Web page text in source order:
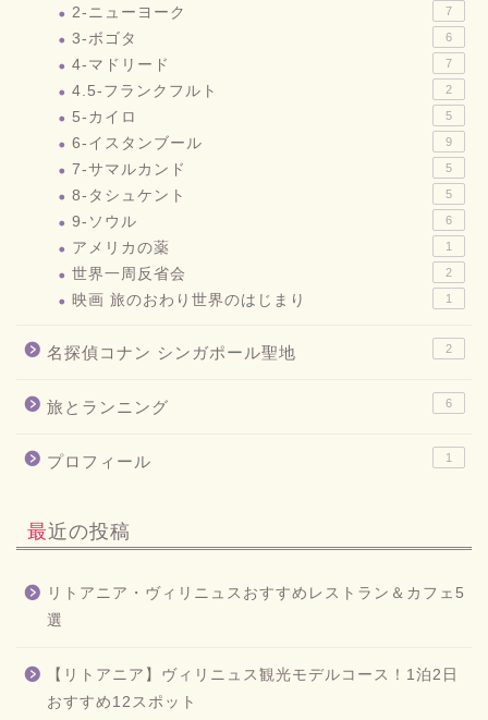
2-ニューヨーク 7
3-ボゴタ 6
4-マドリード 7
4.5-フランクフルト 2
5-カイロ 5
6-イスタンブール 9
7-サマルカンド 5
8-タシュケント 5
9-ソウル 6
アメリカの薬 1
世界一周反省会 2
映画 旅のおわり世界のはじまり 1
名探偵コナン シンガポール聖地 2
旅とランニング 6
プロフィール 1
最近の投稿
リトアニア・ヴィリニュスおすすめレストラン＆カフェ5
選
【リトアニア】ヴィリニュス観光モデルコース！1泊2日
おすすめ12スポット